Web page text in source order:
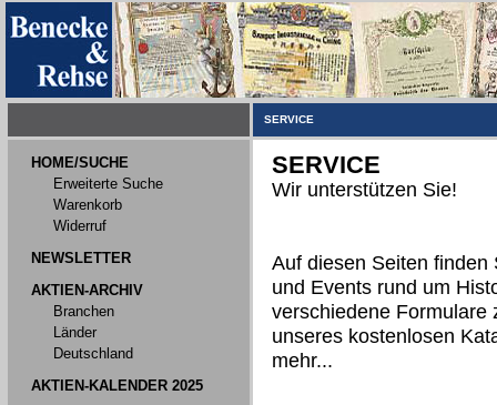
SERVICE
HOME/SUCHE
Erweiterte Suche
Warenkorb
Widerruf
NEWSLETTER
AKTIEN-ARCHIV
Branchen
Länder
Deutschland
AKTIEN-KALENDER 2025
SERVICE
Wir unterstützen Sie!
Auf diesen Seiten finden
und Events rund um
verschiedene Formulare
unseres kostenlosen
mehr...